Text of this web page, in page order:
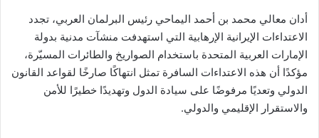
أدان معالي محمد بن أحمد اليماحي رئيس البرلمان العربي، تجدد
الاعتداءات الإيرانية الإرهابية التي استهدفت منشآت مدنية بدولة
الإمارات العربية المتحدة باستخدام الصواريخ والطائرات المسيّرة،
مؤكدًا أن هذه الاعتداءات السافرة تمثل انتهاكًا صارخًا لقواعد القانون
الدولي وتعديًا مرفوضًا على سيادة الدول وتهديدًا خطيرًا للأمن
والاستقرار الإقليمي والدولي.